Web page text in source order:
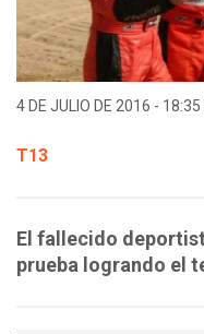
4 DE JULIO DE 2016 - 18:35
T13
El fallecido
prueba logrando el